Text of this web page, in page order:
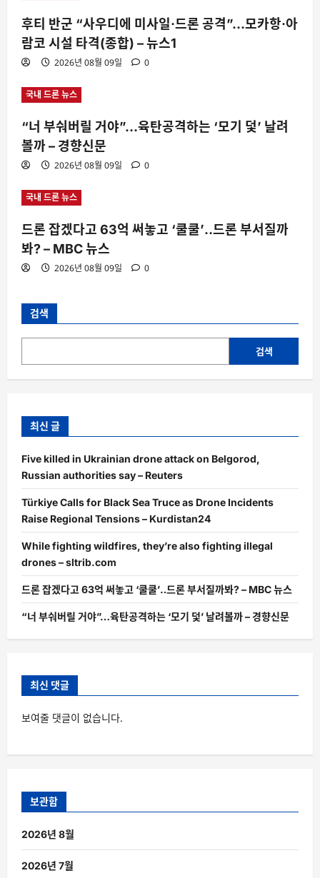
후티 반군 “사우디에 미사일·드론 공격”…모카항·아
람코 시설 타격(종합) – 뉴스1
2026년 08월 09일 0
국내 드론 뉴스
“너 부숴버릴 거야”…육탄공격하는 ‘모기 덫’ 날려
볼까 – 경향신문
2026년 08월 09일 0
국내 드론 뉴스
드론 잡겠다고 63억 써놓고 ‘쿨쿨’‥드론 부서질까
봐? – MBC 뉴스
2026년 08월 09일 0
검색
검색
최신 글
Five killed in Ukrainian drone attack on Belgorod,
Russian authorities say – Reuters
Türkiye Calls for Black Sea Truce as Drone Incidents
Raise Regional Tensions – Kurdistan24
While fighting wildfires, they’re also fighting illegal
drones – sltrib.com
드론 잡겠다고 63억 써놓고 ‘쿨쿨’‥드론 부서질까봐? – MBC 뉴스
“너 부숴버릴 거야”…육탄공격하는 ‘모기 덫’ 날려볼까 – 경향신문
최신 댓글
보여줄 댓글이 없습니다.
보관함
2026년 8월
2026년 7월